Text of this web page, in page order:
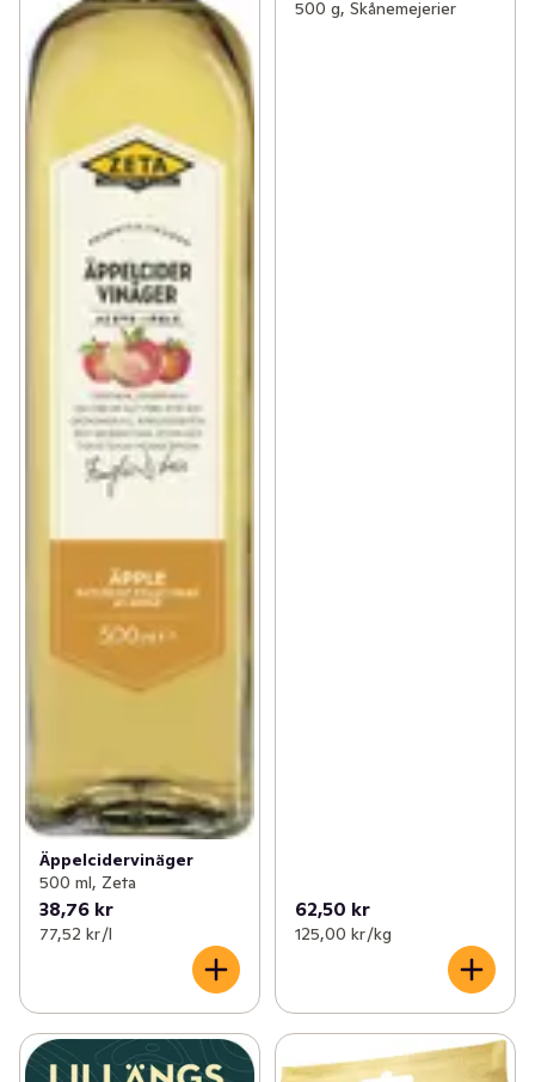
Äppelcidervinäger
500 ml, Zeta
38,76 kr
77,52 kr /l
500 g, Skånemejerier
62,50 kr
125,00 kr /kg